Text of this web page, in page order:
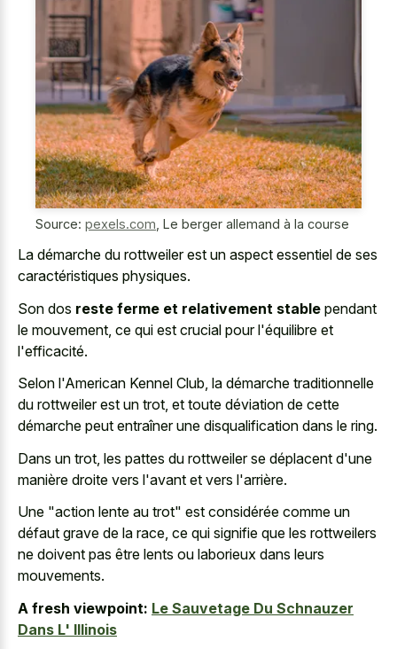
Source: pexels.com Le berger allemand à la course
La démarche du rottweiler est un aspect essentiel de ses
caractéristiques physiques.
Son dos reste ferme et relativement stable pendant
le mouvement, ce qui est crucial pour l'équilibre et
l'efficacité.
Selon l'American Kennel Club, la démarche traditionnelle
du rottweiler est un trot, et toute déviation de cette
démarche peut entraîner une disqualification dans le ring.
Dans un trot, les pattes du rottweiler se déplacent d'une
manière droite vers l'avant et vers l'arrière.
Une "action lente au trot" est considérée comme un
défaut grave de la race, ce qui signifie que les rottweilers
ne doivent pas être lents ou laborieux dans leurs
mouvements.
A fresh viewpoint: Le Sauvetage Du Schnauzer
Dans L' Illinois